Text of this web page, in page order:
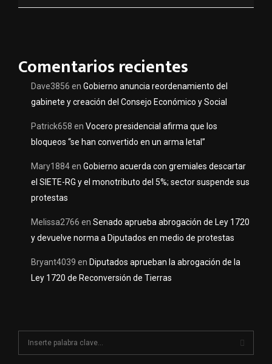
Comentarios recientes
Dave3856 en Gobierno anuncia reordenamiento del
gabinete y creación del Consejo Económico y Social
Patrick658 en Vocero presidencial afirma que los
bloqueos “se han convertido en un arma letal”
Mary1884en Gobierno acuerda con gremiales descartar
el SIETE-RG y el monotributo del 5%; sector suspende sus
protestas
Melissa2766 en Senado aprueba abrogación de Ley 1720
y devuelve norma a Diputados en medio de protestas
Bryant4039 en Diputados aprueban la abrogación de la
Ley 1720 de Reconversión de Tierras